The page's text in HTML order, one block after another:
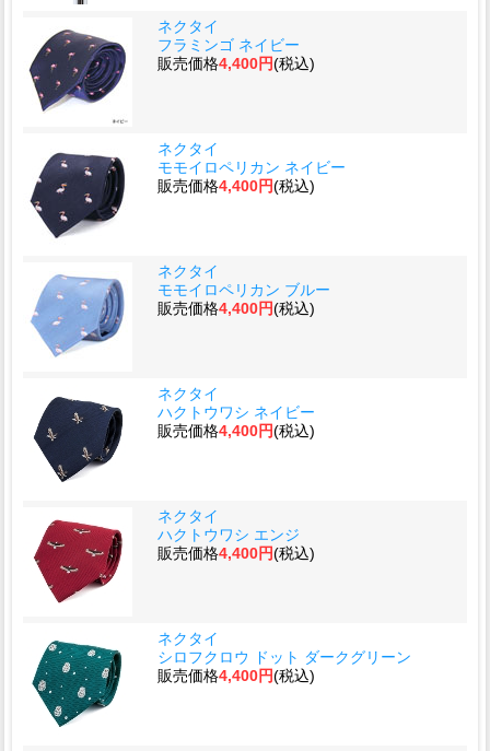
ネクタイ
フラミンゴ ネイビー
販売価格4,400円(税込)
ネクタイ
モモイロペリカン ネイビー
販売価格4,400円(税込)
ネクタイ
モモイロペリカン ブルー
販売価格4,400円(税込)
ネクタイ
ハクトウワシ ネイビー
販売価格4,400円(税込)
ネクタイ
ハクトウワシ エンジ
販売価格4,400円(税込)
ネクタイ
シロフクロウ ドット ダークグリーン
販売価格4,400円(税込)